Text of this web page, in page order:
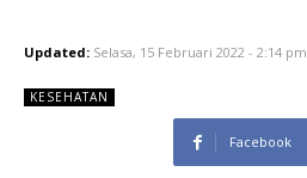
Updated: Selasa, 15 Februari 2022 - 2:14 pm
KESEHATAN
Facebook